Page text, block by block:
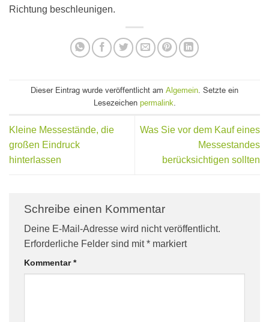
Richtung beschleunigen.
Dieser Eintrag wurde veröffentlicht am Algemein. Setzte ein
Lesezeichen permalink.
Kleine Messestände, die
großen Eindruck
hinterlassen
Was Sie vor dem Kauf eines
Messestandes
berücksichtigen sollten
Schreibe einen Kommentar
Deine E-Mail-Adresse wird nicht veröffentlicht.
Erforderliche Felder sind mit* markiert
Kommentar*